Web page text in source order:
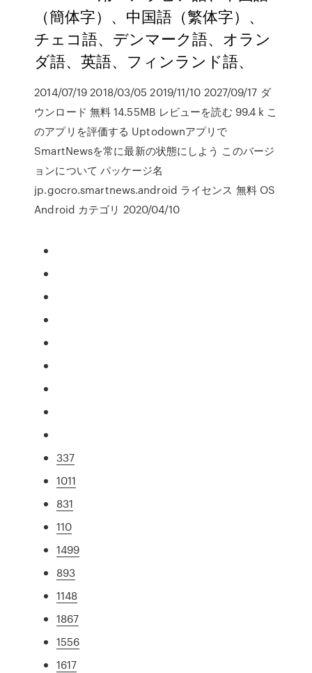
（簡体字）、中国語（繁体字）、
チェコ語、デンマーク語、オラン
ダ語、英語、フィンランド語、
2014/07/19 2018/03/05 2019/11/10 2027/09/17 ダ
ウンロード 無料 14.55MB レビューを読む 99.4 k こ
のアプリを評価する Uptodownアプリで
SmartNewsを常に最新の状態にしよう このバージ
ョンについて パッケージ名
jp.gocro.smartnews.android ライセンス 無料 OS
Android カテゴリ 2020/04/10
337
1011
831
110
1499
893
1148
1867
1556
1617